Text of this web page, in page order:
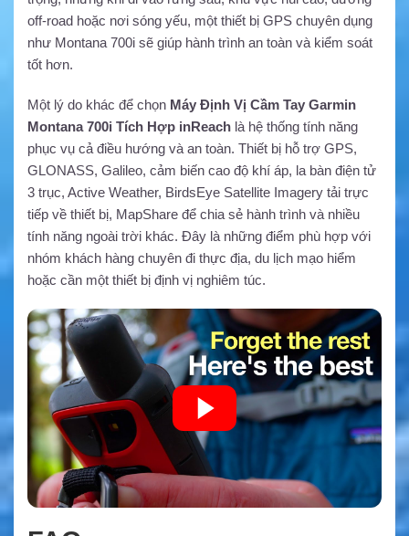
off-road hoặc nơi sóng yếu, một thiết bị GPS chuyên dụng
như Montana 700i sẽ giúp hành trình an toàn và kiểm soát
tốt hơn.
Một lý do khác để chọn Máy Định Vị Cầm Tay Garmin
Montana 700i Tích Hợp inReach là hệ thống tính năng
phục vụ cả điều hướng và an toàn. Thiết bị hỗ trợ GPS,
GLONASS, Galileo, cảm biến cao độ khí áp, la bàn điện tử
3 trục, Active Weather, BirdsEye Satellite Imagery tải trực
tiếp về thiết bị, MapShare để chia sẻ hành trình và nhiều
tính năng ngoài trời khác. Đây là những điểm phù hợp với
nhóm khách hàng chuyên đi thực địa, du lịch mạo hiểm
hoặc cần một thiết bị định vị nghiêm túc.